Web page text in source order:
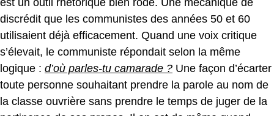
est un outil rhétorique bien rodé. Une mécanique de
discrédit que les communistes des années 50 et 60
utilisaient déjà efficacement. Quand une voix critique
s’élevait, le communiste répondait selon la même
logique : d’où parles-tu camarade ? Une façon d’écarter
toute personne souhaitant prendre la parole au nom de
la classe ouvrière sans prendre le temps de juger de la